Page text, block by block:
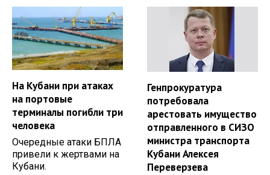
На Кубани при атаках
на портовые
терминалы погибли три
человека
Очередные атаки БПЛА
привели к жертвами на
Кубани.
Генпрокуратура
потребовала
арестовать имущество
отправленного в СИЗО
министра транспорта
Кубани Алексея
Переверзева